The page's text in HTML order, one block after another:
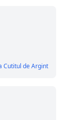
Cutitul de Argint